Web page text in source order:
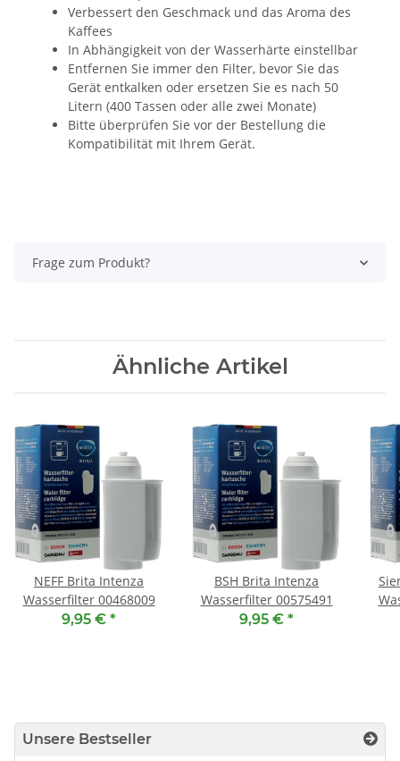
Verbessert den Geschmack und das Aroma des
Kaffees
In Abhängigkeit von der Wasserhärte einstellbar
Entfernen Sie immer den Filter, bevor Sie das
Gerät entkalken oder ersetzen Sie es nach 50
Litern (400 Tassen oder alle zwei Monate)
Bitte überprüfen Sie vor der Bestellung die
Kompatibilität mit Ihrem Gerät.
Frage zum Produkt?
Ähnliche Artikel
NEFF Brita Intenza
Wasserfilter 00468009
9,95 € *
BSH Brita Intenza
Wasserfilter 00575491
9,95 € *
Unsere Bestseller